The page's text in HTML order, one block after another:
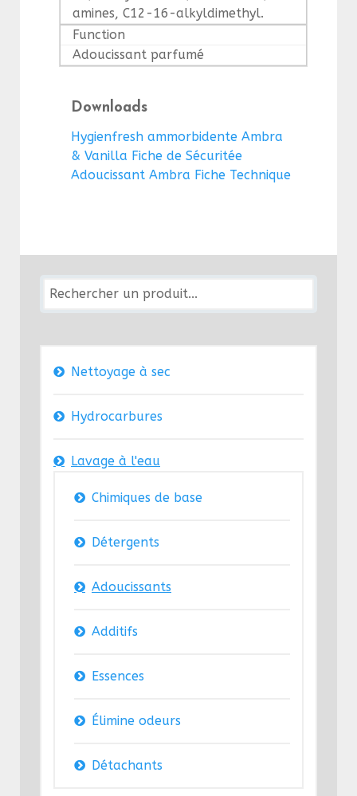
amines, C12-16-alkyldimethyl.
Function
Adoucissant parfumé
Downloads
Hygienfresh ammorbidente Ambra
& Vanilla Fiche de Sécuritée
Adoucissant Ambra Fiche Technique
Nettoyage à sec
Hydrocarbures
Lavage à l'eau
Chimiques de base
Détergents
Adoucissants
Additifs
Essences
Élimine odeurs
Détachants